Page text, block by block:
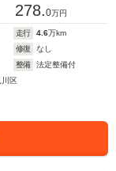
278.0万円
走行 4.6万km
修復
なし
整備
法定整備付
川区